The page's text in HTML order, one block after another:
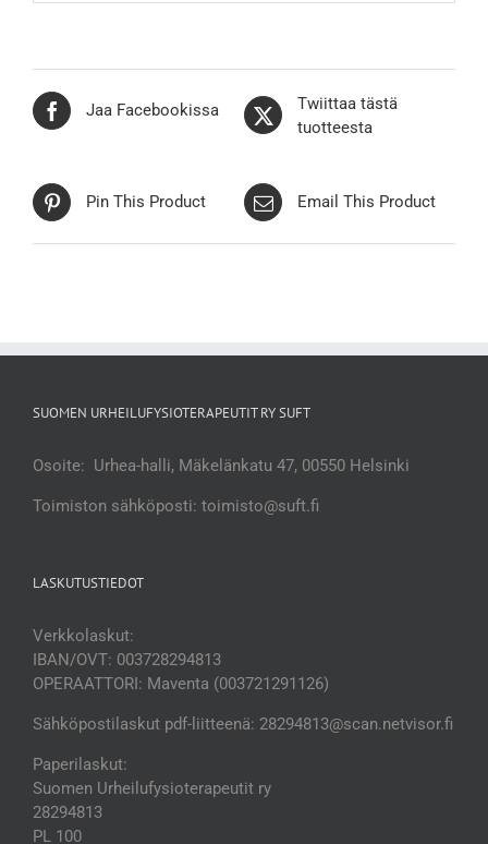
Jaa Facebookissa
Twiittaa tästä
tuotteesta
Pin This Product Email This Product
SUOMEN URHEILUFYSIOTERAPEUTIT RY SUFT
Osoite: Urhea-halli, Mäkelänkatu 47, 00550 Helsinki
Toimiston sähköposti: toimisto@suft.fi
LASKUTUSTIEDOT
Verkkolaskut:
IBAN/OVT: 003728294813
OPERAATTORI: Maventa (003721291126)
Sähköpostilaskut pdf-liitteenä: 28294813@scan.netvisor.fi
Paperilaskut:
Suomen Urheilufysioterapeutit ry
28294813
PL 100